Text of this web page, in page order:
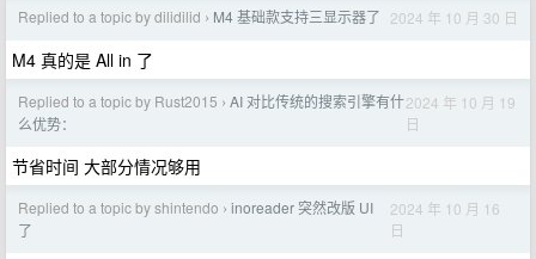
Replied to a topic by dilidilid › M4 基础款支持三显示器了 2024 年 10 月 30 日
M4 真的是 All in 了
Replied to a topic by Rust2015 › AI 对比传统的搜索引擎有什
么优势：
2024 年 10 月 19
日
节省时间 大部分情况够用
Replied to a topic by shintendo › inoreader 突然改版 UI
了
2024 年 10 月 16
日